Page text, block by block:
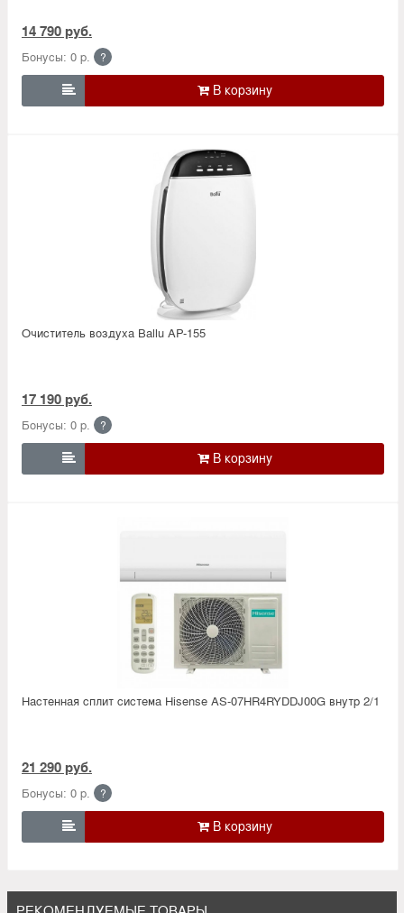
14 790 руб.
Бонусы: 0 р. ?

Очиститель воздуха Ballu AP-155
17 190 руб.
Бонусы: 0 р. ?

Настенная сплит система Hisense AS-07HR4RYDDJ00G внутр 2/1
21 290 руб.
Бонусы: 0 р. ?
